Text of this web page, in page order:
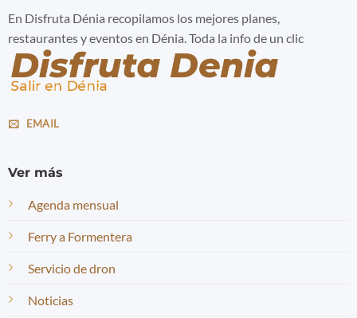
En Disfruta Dénia recopilamos los mejores planes,
restaurantes y eventos en Dénia. Toda la info de un clic
EMAIL
Ver más
Agenda mensual
Ferry a Formentera
Servicio de dron
Noticias